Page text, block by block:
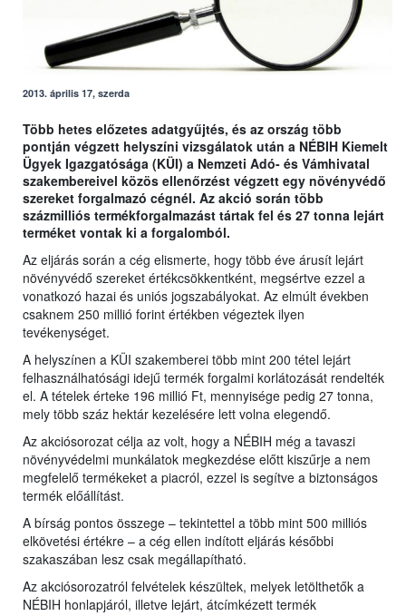
2013. április 17, szerda
Több hetes előzetes adatgyűjtés, és az ország több
pontján végzett helyszíni vizsgálatok után a NÉBIH Kiemelt
Ügyek Igazgatósága (KÜI) a Nemzeti Adó- és Vámhivatal
szakembereivel közös ellenőrzést végzett egy növényvédő
szereket forgalmazó cégnél. Az akció során több
százmilliós termékforgalmazást tártak fel és 27 tonna lejárt
terméket vontak ki a forgalomból.
Az eljárás során a cég elismerte, hogy több éve árusít lejárt
növényvédő szereket értékcsökkentként, megsértve ezzel a
vonatkozó hazai és uniós jogszabályokat. Az elmúlt években
csaknem 250 millió forint értékben végeztek ilyen
tevékenységet.
A helyszínen a KÜI szakemberei több mint 200 tétel lejárt
felhasználhatósági idejű termék forgalmi korlátozását rendelték
el. A tételek érteke 196 millió Ft, mennyisége pedig 27 tonna,
mely több száz hektár kezelésére lett volna elegendő.
Az akciósorozat célja az volt, hogy a NÉBIH még a tavaszi
növényvédelmi munkálatok megkezdése előtt kiszűrje a nem
megfelelő termékeket a piacról, ezzel is segítve a biztonságos
termék előállítást.
A bírság pontos összege – tekintettel a több mint 500 milliós
elkövetési értékre – a cég ellen indított eljárás későbbi
szakaszában lesz csak megállapítható.
Az akciósorozatról felvételek készültek, melyek letölthetők a
NÉBIH honlapjáról, illetve lejárt, átcímkézett termék